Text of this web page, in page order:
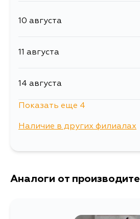
N23WG, N73WG, D22A, D27A,
D32A, D33A, D38A
10 августа
11 августа
14 августа
18 августа
Показать еще 4
Наличие в других филиалах
г. Владивосток,
Аналоги от